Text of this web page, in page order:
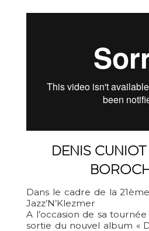
DENIS
Dans le cadre de la
Jazz’N’Klezmer
A l’occasion de sa
sortie du nouvel album «